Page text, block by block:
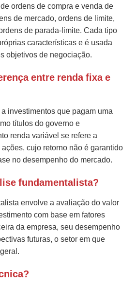
ordens de compra e venda de
de mercado, ordens de limite,
de parada-limite. Cada tipo
características e é usada
objetivos de negociação.
entre renda fixa e
investimentos que pagam uma
títulos do governo e
renda variável se refere a
cujo retorno não é garantido
no desempenho do mercado.
fundamentalista?
envolve a avaliação do valor
com base em fatores
da empresa, seu desempenho
futuras, o setor em que